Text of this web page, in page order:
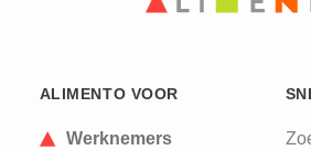
ALIMENTO VOOR
Werknemers